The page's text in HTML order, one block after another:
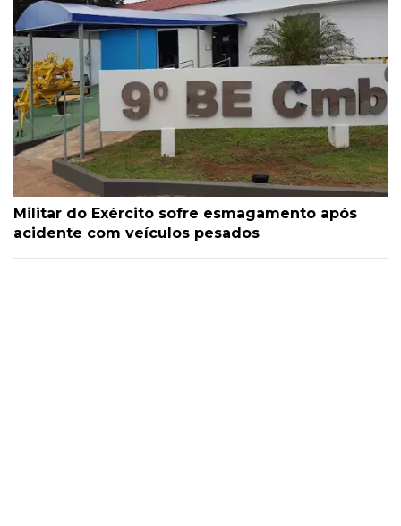
Militar do Exército sofre esmagamento após
acidente com veículos pesados